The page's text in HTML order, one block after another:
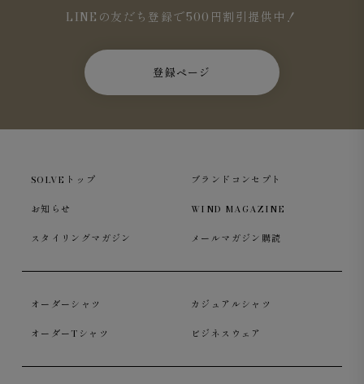
LINEの友だち登録で500円割引提供中！
登録ページ
SOLVEトップ ブランドコンセプト
お知らせ WIND MAGAZINE
スタイリングマガジン メールマガジン購読
オーダーシャツ カジュアルシャツ
オーダーTシャツ ビジネスウェア